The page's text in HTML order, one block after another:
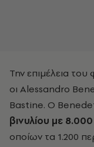
Την επιμέλεια
οι Alessandro
Bastine. Ο
βινυλίου με
οποίων τα 1.200